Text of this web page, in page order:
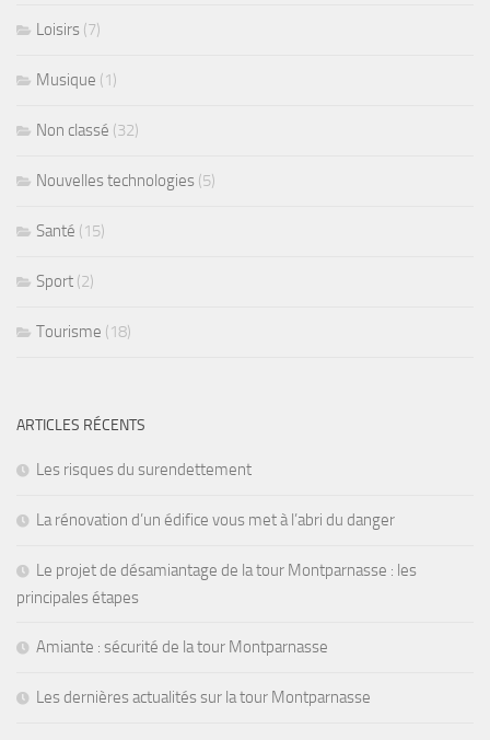
Loisirs (7)
Musique (1)
Non classé (32)
Nouvelles technologies (5)
Santé (15)
Sport (2)
Tourisme (18)
ARTICLES RÉCENTS
Les risques du surendettement
La rénovation d’un édifice vous met à l’abri du danger
Le projet de désamiantage de la tour Montparnasse : les
principales étapes
Amiante : sécurité de la tour Montparnasse
Les dernières actualités sur la tour Montparnasse